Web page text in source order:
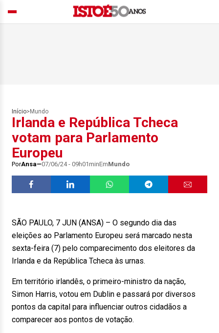
Início> Mundo
Irlanda e República Tcheca
votam para Parlamento
Europeu
PorAnsa 07/06/24 - 09h01minEmMundo
SÃO PAULO, 7 JUN (ANSA) – O segundo dia das
eleições ao Parlamento Europeu será marcado nesta
sexta-feira (7) pelo comparecimento dos eleitores da
Irlanda e da República Tcheca às urnas.
Em território irlandês, o primeiro-ministro da nação,
Simon Harris, votou em Dublin e passará por diversos
pontos da capital para influenciar outros cidadãos a
comparecer aos pontos de votação.